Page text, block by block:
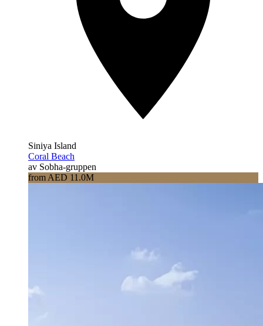
Siniya Island
Coral Beach
av Sobha-gruppen
from AED 11.0M